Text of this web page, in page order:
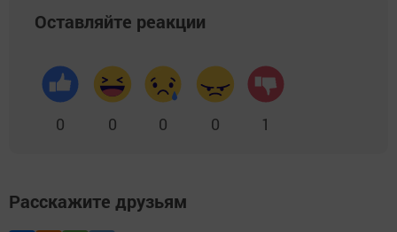
Оставляйте реакции
0 0 0 0 1
Расскажите друзьям